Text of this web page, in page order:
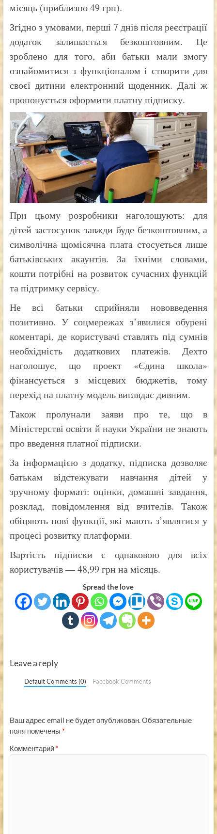
місяць (приблизно 49 грн).
Згідно з умовами, перші 7 днів після реєстрації
додаток залишається безкоштовним. Це
зроблено для того, аби батьки мали змогу
ознайомитися з функціоналом і створити для
своєї дитини електронний щоденник. Далі ж
пропонується оформити платну підписку.
При цьому розробники наголошують: для
дітей застосунок завжди буде безкоштовним, а
символічна щомісячна плата стосується лише
батьківських акаунтів. За їхніми словами,
кошти потрібні на розвиток сучасних функцій
та підтримку сервісу.
Не всі батьки сприйняли нововведення
позитивно. У соцмережах з’явилися обурені
коментарі, де користувачі ставлять під сумнів
необхідність додаткових платежів. Дехто
наголошує, що проект «Єдина школа»
фінансується з місцевих бюджетів, тому
перехід на платну модель виглядає дивним.
Також пролунали заяви про те, що в
Міністерстві освіти й науки України не знають
про введення платної підписки.
За інформацією з додатку, підписка дозволяє
батькам відстежувати навчання дітей у
зручному форматі: оцінки, домашні завдання,
розклад, повідомлення від вчителів. Також
обіцяють нові функції, які мають з’являтися у
процесі розвитку платформи.
Вартість підписки є однаковою для всіх
користувачів — 48,99 грн на місяць.
Spread the love
Leave a reply
Default Comments (0) Facebook Comments
Ваш адрес email не будет опубликован.Обязательные
поля помечены *
Комментарий *